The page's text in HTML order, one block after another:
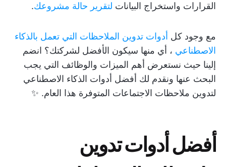
القرارات واستخراج البيانات لتقرير حالة مشروعك.
مع وجود كل أدوات تدوين الملاحظات التي تعمل بالذكاء
الاصطناعي ، أي منها سيكون الأفضل لشركتك؟ انضم
إلينا حيث نستعرض أهم الميزات والوظائف التي يجب
البحث عنها ونقدم لك أفضل أدوات الذكاء الاصطناعي
لتدوين ملاحظات الاجتماعات المتوفرة هذا العام. ✨
أفضل أدوات تدوين